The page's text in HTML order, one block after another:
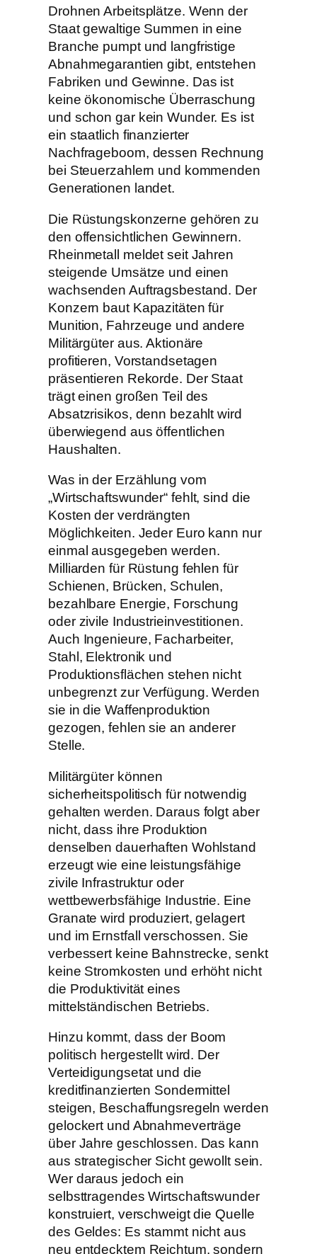
Drohnen Arbeitsplätze. Wenn der
Staat gewaltige Summen in eine
Branche pumpt und langfristige
Abnahmegarantien gibt, entstehen
Fabriken und Gewinne. Das ist
keine ökonomische Überraschung
und schon gar kein Wunder. Es ist
ein staatlich finanzierter
Nachfrageboom, dessen Rechnung
bei Steuerzahlern und kommenden
Generationen landet.
Die Rüstungskonzerne gehören zu
den offensichtlichen Gewinnern.
Rheinmetall meldet seit Jahren
steigende Umsätze und einen
wachsenden Auftragsbestand. Der
Konzern baut Kapazitäten für
Munition, Fahrzeuge und andere
Militärgüter aus. Aktionäre
profitieren, Vorstandsetagen
präsentieren Rekorde. Der Staat
trägt einen großen Teil des
Absatzrisikos, denn bezahlt wird
überwiegend aus öffentlichen
Haushalten.
Was in der Erzählung vom
„Wirtschaftswunder“ fehlt, sind die
Kosten der verdrängten
Möglichkeiten. Jeder Euro kann nur
einmal ausgegeben werden.
Milliarden für Rüstung fehlen für
Schienen, Brücken, Schulen,
bezahlbare Energie, Forschung
oder zivile Industrieinvestitionen.
Auch Ingenieure, Facharbeiter,
Stahl, Elektronik und
Produktionsflächen stehen nicht
unbegrenzt zur Verfügung. Werden
sie in die Waffenproduktion
gezogen, fehlen sie an anderer
Stelle.
Militärgüter können
sicherheitspolitisch für notwendig
gehalten werden. Daraus folgt aber
nicht, dass ihre Produktion
denselben dauerhaften Wohlstand
erzeugt wie eine leistungsfähige
zivile Infrastruktur oder
wettbewerbsfähige Industrie. Eine
Granate wird produziert, gelagert
und im Ernstfall verschossen. Sie
verbessert keine Bahnstrecke, senkt
keine Stromkosten und erhöht nicht
die Produktivität eines
mittelständischen Betriebs.
Hinzu kommt, dass der Boom
politisch hergestellt wird. Der
Verteidigungsetat und die
kreditfinanzierten Sondermittel
steigen, Beschaffungsregeln werden
gelockert und Abnahmeverträge
über Jahre geschlossen. Das kann
aus strategischer Sicht gewollt sein.
Wer daraus jedoch ein
selbsttragendes Wirtschaftswunder
konstruiert, verschweigt die Quelle
des Geldes: Es stammt nicht aus
neu entdecktem Reichtum, sondern